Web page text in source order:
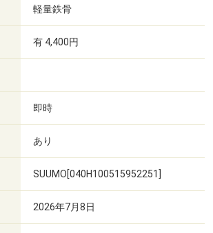
軽量鉄骨
有 4,400円
即時
あり
SUUMO[040H100515952251]
2026年7月8日